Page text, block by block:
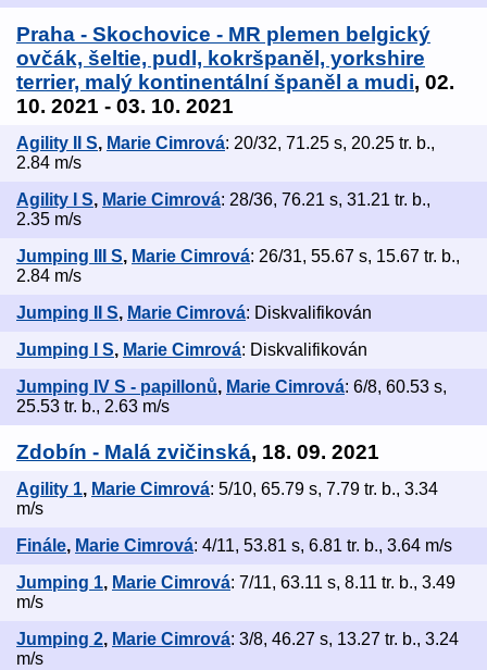
Praha - Skochovice - MR plemen belgický
ovčák, šeltie, pudl, kokršpaněl, yorkshire
terrier, malý kontinentální španěl a mudi, 02.
10. 2021 - 03. 10. 2021
Agility II S, Marie Cimrová: 20/32, 71.25 s, 20.25 tr. b.,
2.84 m/s
Agility I S, Marie Cimrová: 28/36, 76.21 s, 31.21 tr. b.,
2.35 m/s
Jumping III S, Marie Cimrová: 26/31, 55.67 s, 15.67 tr. b.,
2.84 m/s
Jumping II S, Marie Cimrová: Diskvalifikován
Jumping I S, Marie Cimrová: Diskvalifikován
Jumping IV S - papillonů, Marie Cimrová: 6/8, 60.53 s,
25.53 tr. b., 2.63 m/s
Zdobín - Malá zvičinská, 18. 09. 2021
Agility 1, Marie Cimrová: 5/10, 65.79 s, 7.79 tr. b., 3.34
m/s
Finále, Marie Cimrová: 4/11, 53.81 s, 6.81 tr. b., 3.64 m/s
Jumping 1, Marie Cimrová: 7/11, 63.11 s, 8.11 tr. b., 3.49
m/s
Jumping 2, Marie Cimrová: 3/8, 46.27 s, 13.27 tr. b., 3.24
m/s